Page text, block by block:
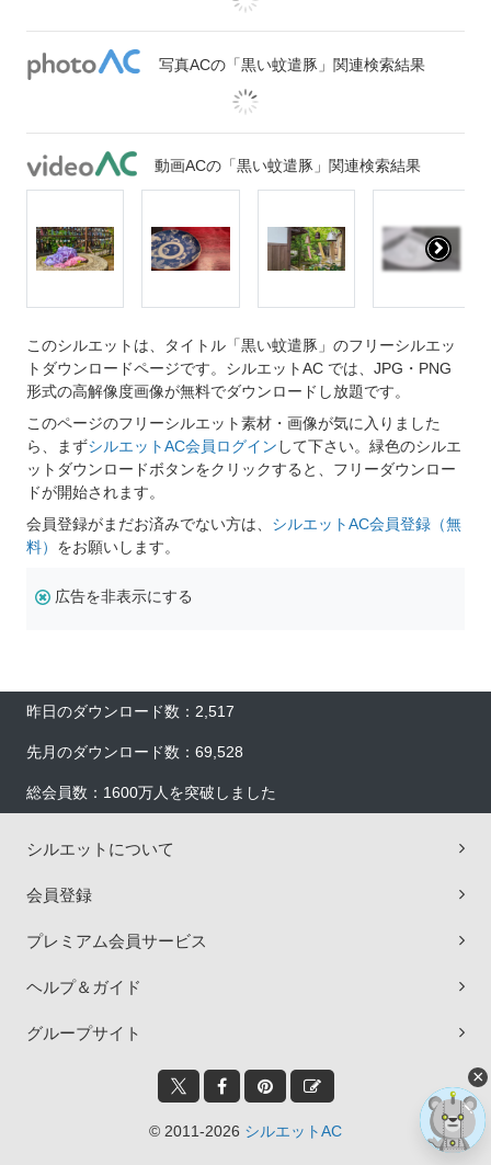
写真ACの「黒い蚊遣豚」関連検索結果
動画ACの「黒い蚊遣豚」関連検索結果
このシルエットは、タイトル「黒い蚊遣豚」のフリーシルエッ
トダウンロードページです。シルエットAC では、JPG・PNG
形式の高解像度画像が無料でダウンロードし放題です。
このページのフリーシルエット素材・画像が気に入りました
ら、まずシルエットAC会員ログイン して下さい。緑色のシルエ
ットダウンロードボタンをクリックすると、フリーダウンロー
ドが開始されます。
会員登録がまだお済みでない方は、 シルエットAC会員登録（無
料） をお願いします。
広告を非表示にする
昨日のダウンロード数：2,517
先月のダウンロード数：69,528
総会員数：1600万人を突破しました
シルエットについて
会員登録
プレミアム会員サービス
ヘルプ＆ガイド
グループサイト
© 2011-2026 シルエットAC
×